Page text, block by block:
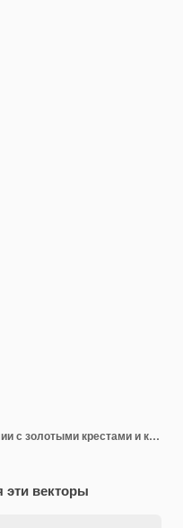
Две коричневые Святые Библии с золотыми крестами и красными закладками
эти векторы